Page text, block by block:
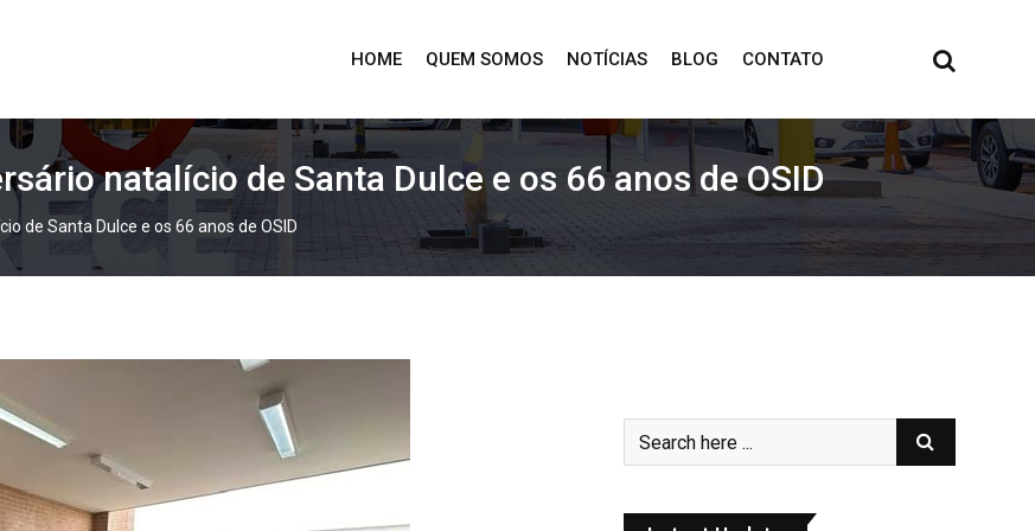
HOME QUEM SOMOS NOTÍCIAS BLOG CONTATO
natalício de Santa Dulce e os 66 anos de OSID
de Santa Dulce e os 66 anos de OSID